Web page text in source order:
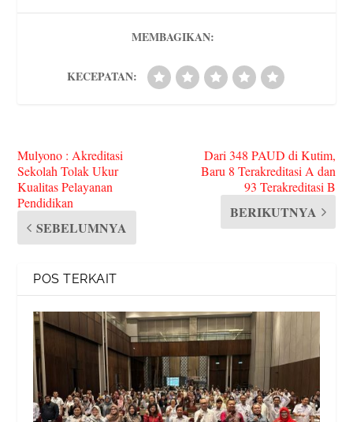
s
MEMBAGIKAN:
KECEPATAN:
Mulyono : Akreditasi
Sekolah Tolak Ukur
Kualitas Pelayanan
Pendidikan
SEBELUMNYA
Dari 348 PAUD di Kutim,
Baru 8 Terakreditasi A dan
93 Terakreditasi B
BERIKUTNYA
POS TERKAIT